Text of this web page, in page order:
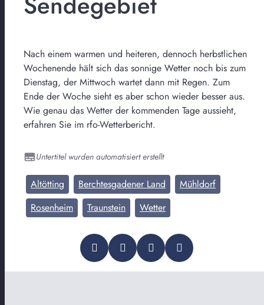
Nach einem warmen und heiteren, dennoch herbstlichen
Wochenende hält sich das sonnige Wetter noch bis zum
Dienstag, der Mittwoch wartet dann mit Regen. Zum
Ende der Woche sieht es aber schon wieder besser aus.
Wie genau das Wetter der kommenden Tage aussieht,
erfahren Sie im rfo-Wetterbericht.
Untertitel wurden automatisiert erstellt
Altötting Berchtesgadener Land
Mühldorf
Rosenheim
Traunstein Wetter